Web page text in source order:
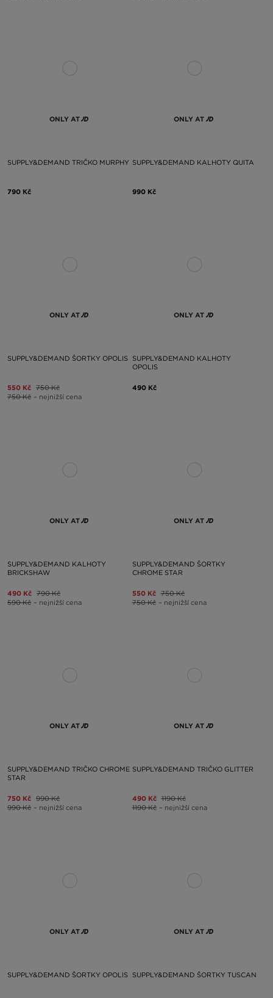
ONLY AT
SUPPLY&DEMAND TRIČKO MURPHY
790 Kč
ONLY AT
SUPPLY&DEMAND KALHOTY QUITA
990 Kč
ONLY AT
SUPPLY&DEMAND ŠORTKY OPOLIS
550 Kč 750 Kč
750 Kč – nejnižší cena
ONLY AT
SUPPLY&DEMAND KALHOTY
OPOLIS
490 Kč
ONLY AT
SUPPLY&DEMAND KALHOTY
BRICKSHAW
490 Kč 790 Kč
590 Kč – nejnižší cena
ONLY AT
SUPPLY&DEMAND ŠORTKY
CHROME STAR
550 Kč 750 Kč
750 Kč – nejnižší cena
ONLY AT
SUPPLY&DEMAND TRIČKO CHROME
STAR
750 Kč 990 Kč
990 Kč – nejnižší cena
ONLY AT
SUPPLY&DEMAND TRIČKO GLITTER
490 Kč 1190 Kč
1190 Kč – nejnižší cena
ONLY AT
SUPPLY&DEMAND ŠORTKY OPOLIS
ONLY AT
SUPPLY&DEMAND ŠORTKY TUSCAN